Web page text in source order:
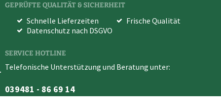
GEPRÜFTE QUALITÄT & SICHERHEIT
Schnelle Lieferzeiten
Frische Qualität
Datenschutz nach DSGVO
SERVICE HOTLINE
Telefonische Unterstützung und Beratung unter:
039481 - 86 69 14